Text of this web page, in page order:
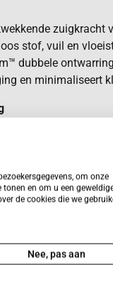
zuigkracht
stof, vuil en
dubbele
en minimaliseert
zichzelf met heet
reiniging
DryBoard zorgt voor
waardoor nare
ervoor dat de
Lees meer
om onze
tonen en om u een
de cookies die we
Nee, pas aan